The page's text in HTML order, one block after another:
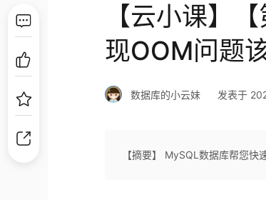
【云小课】
现OOM问题
数据库的小云妹 发表于
【摘要】 MySQL数据库帮您快